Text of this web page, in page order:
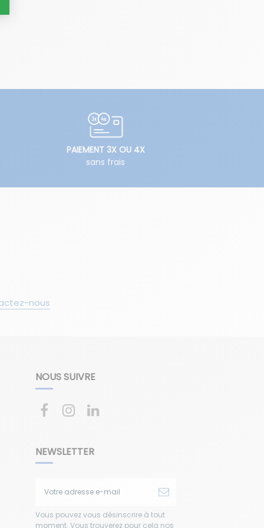
nous
PAIEMENT 3X OU 4X
sans frais
NOUS SUIVRE
NEWSLETTER
Vous pouvez vous désinscrire à tout
moment. Vous trouverez pour cela nos